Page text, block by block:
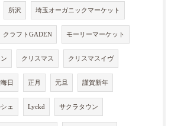
所沢 埼玉オーガニックマーケット
クラフトGADEN モーリーマーケット
クリスマス クリスマスイヴ
日 正月 元旦 謹賀新年
ェ Lyckd サクラタウン